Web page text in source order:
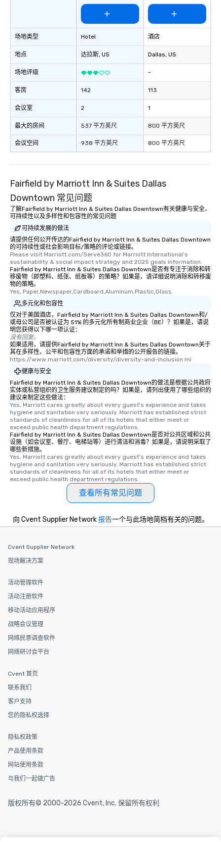
场地类型
地点
场地评级
客房
会议室
最大的房间
会议空间
Hotel
达拉斯, US
142
2
537 平方英尺
938 平方英尺
酒店
Dallas, US
-
113
1
800 平方英尺
800 平方英尺
Fairfield by Marriott Inn & Suites Dallas
Downtown 常见问题
了解Fairfield by Marriott Inn & Suites Dallas Downtown有关健康与安全、
可持续性以及多样性和包容性的常见问题
可持续发展的做法
请提供任何公开传达的Fairfield by Marriott Inn & Suites Dallas Downtown
的可持续性或社会影响目标/策略的评论或链接。
Please visit Marriott.com/Serve360 for Marriott International's
sustainability & social impact strategy and 2025 goals information.
Fairfield by Marriott Inn & Suites Dallas Downtown是否有专注于消除和转
移废物（即塑料、纸张、纸板等）的策略？如果是，请详细说明消除和转移废
物的策略。
Yes, Paper,Newspaper,Cardboard,Aluminum,Plastic,Glass
多元化和包容性
仅对于美国酒店，Fairfield by Marriott Inn & Suites Dallas Downtown和/
或母公司是否被认证为 51% 的多元化所有制商业企业（BE）？如果是，请说
明您获得以下哪一项认证：
没有回复。
如果适用，请提供Fairfield by Marriott Inn & Suites Dallas Downtown关于
其在多样性、公平和包容性方面的承诺和举措的公开报告的链接。
https://www.marriott.com/diversity/diversity-and-inclusion.mi
健康与安全
Fairfield by Marriott Inn & Suites Dallas Downtown的做法是根据公共政府
实体或私营组织的卫生服务建议制定的吗？如果是，请列出使用了哪些组织的
建议来制定这些做法：
Yes, Marriott cares greatly about every guest's experience and takes
hygiene and sanitation very seriously. Marriott has established strict
standards of cleanliness for all of its hotels that either meet or
exceed public health department regulations.
Fairfield by Marriott Inn & Suites Dallas Downtown是否对公共区域和公共
设施（如会议室、餐厅、电梯站等）进行清洁和消毒？如果是，请说明采取了
哪些新措施。
Yes, Marriott cares greatly about every guest's experience and takes
hygiene and sanitation very seriously. Marriott has established strict
standards of cleanliness for all of its hotels that either meet or
exceed public health department regulations.
查看所有常见问题
向 Cvent Supplier Network报告一个与此场地简档有关的问题。
Cvent Supplier Network
现场解决方案
活动管理软件
活动注册软件
移动活动应用程序
战略会议管理
网络民意调查软件
网络研讨会平台
Cvent 首页
联系我们
客户支持
您的隐私权选择
隐私权政策
产品使用条款
网站使用条款
与我们一起做广告
版权所有© 2000-2026 Cvent, Inc. 保留所有权利